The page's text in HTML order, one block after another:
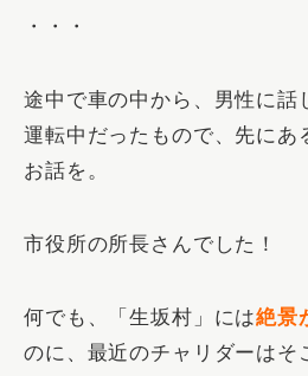
・・・
途中で車の中から、男性に話
運転中だったもので、先にあ
お話を。
市役所の所長さんでした！
何でも、「生坂村」には絶景
のに、最近のチャリダーはそ